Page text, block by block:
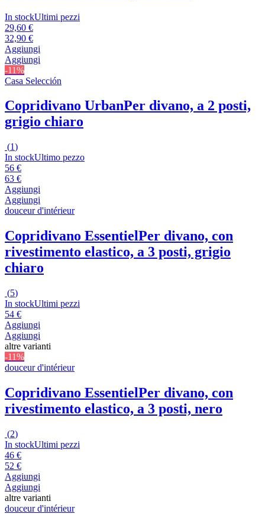
In stockUltimi pezzi
29,60 €
32,90 €
Aggiungi
Aggiungi
-11%
Casa Selección
Copridivano UrbanPer divano, a 2 posti,
grigio chiaro
(1)
In stockUltimo pezzo
56 €
63 €
Aggiungi
Aggiungi
douceur d'intérieur
Copridivano EssentielPer divano, con
rivestimento elastico, a 3 posti, grigio
chiaro
(5)
In stockUltimi pezzi
54 €
Aggiungi
Aggiungi
altre varianti
-11%
douceur d'intérieur
Copridivano EssentielPer divano, con
rivestimento elastico, a 3 posti, nero
(2)
In stockUltimi pezzi
46 €
52 €
Aggiungi
Aggiungi
altre varianti
douceur d'intérieur